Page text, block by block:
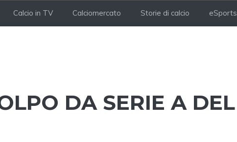
Calcio in TV Calciomercato Storie di calcio eSports
DA SERIE A DEL